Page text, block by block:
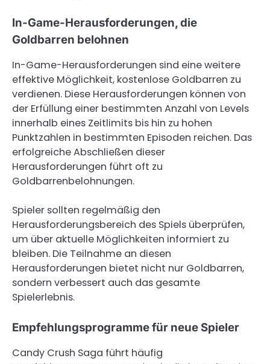
In-Game-Herausforderungen, die
Goldbarren belohnen
In-Game-Herausforderungen sind eine weitere
effektive Möglichkeit, kostenlose Goldbarren zu
verdienen. Diese Herausforderungen können von
der Erfüllung einer bestimmten Anzahl von Levels
innerhalb eines Zeitlimits bis hin zu hohen
Punktzahlen in bestimmten Episoden reichen. Das
erfolgreiche Abschließen dieser
Herausforderungen führt oft zu
Goldbarrenbelohnungen.
Spieler sollten regelmäßig den
Herausforderungsbereich des Spiels überprüfen,
um über aktuelle Möglichkeiten informiert zu
bleiben. Die Teilnahme an diesen
Herausforderungen bietet nicht nur Goldbarren,
sondern verbessert auch das gesamte
Spielerlebnis.
Empfehlungsprogramme für neue Spieler
Candy Crush Saga führt häufig